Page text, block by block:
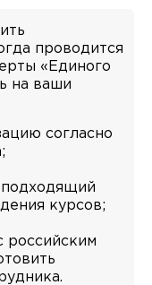
проводится
«Единого
на ваши
согласно
подходящий
курсов;
российским